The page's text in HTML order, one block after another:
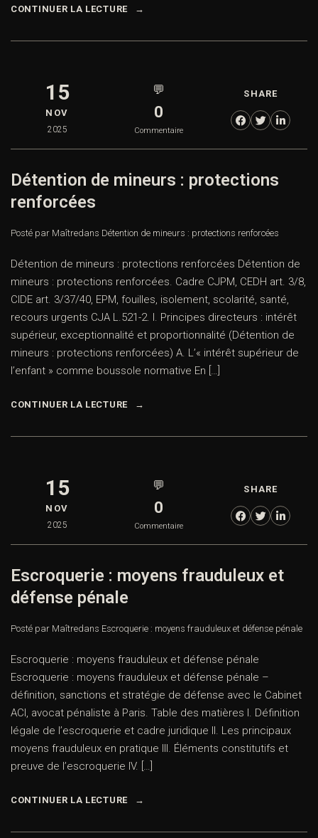
15
NOV 0
Détention de mineurs : protections
renforcées
Détention de mineurs : protections renforcées Détention
de mineurs : protections renforcées. Cadre CJPM, CEDH
art. 3/8, CIDE art. 3/37/40, EPM, fouilles, isolement, scolarité,
santé, recours urgents CJA L.521-2. I. Principes directeurs :
intérêt supérieur, exceptionnalité et proportionnalité
(Détention de mineurs : protections renforcées) A. L’«
En […]
CONTINUER LA LECTURE
15 💬 SHARE
Escroquerie : moyens frauduleux et
défense pénale
Posté par Maître
dans
Escroquerie : moyens frauduleux et défense pénale
Escroquerie : moyens frauduleux et défense pénale
Escroquerie : moyens frauduleux et défense pénale –
définition, sanctions et stratégie de défense avec le
Cabinet ACI, avocat pénaliste à Paris. Table des matières I.
Définition légale de l’escroquerie et cadre juridique II. Les
Prendre rendez-vous
Vous recherchez un avocat spécialisé en droit pénal ?
contacterons.
Email *
Lieu de l'infraction ou tribunal compétent *